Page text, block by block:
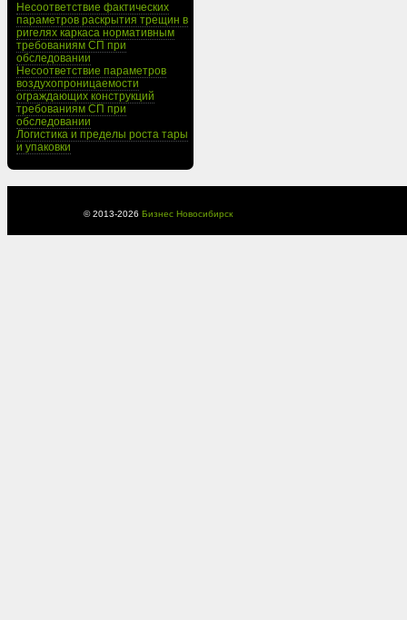
Несоответствие фактических
параметров раскрытия трещин в
ригелях каркаса нормативным
требованиям СП при
обследовании
Несоответствие параметров
воздухопроницаемости
ограждающих конструкций
требованиям СП при
обследовании
Логистика и пределы роста тары
и упаковки
© 2013-2026 Бизнес Новосибирск